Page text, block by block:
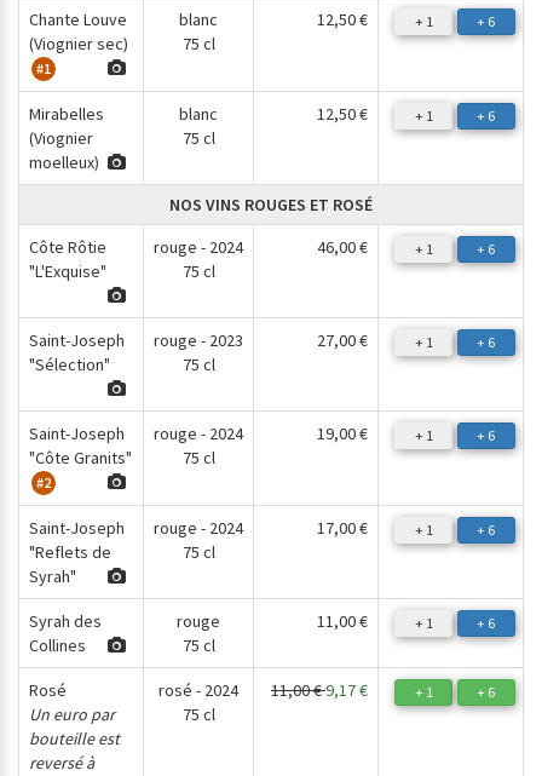
Chante Louve
(Viognier sec)
#1
blanc
75 cl
12,50 € + 1 + 6
Mirabelles
(Viognier
moelleux)
blanc
75 cl
12,50 € + 1 + 6
NOS VINS ROUGES ET ROSÉ
Côte Rôtie
"L'Exquise"
rouge - 2024
75 cl
46,00 € + 1 + 6
Saint-Joseph
"Sélection"
rouge - 2023
75 cl
27,00 € + 1 + 6
Saint-Joseph
"Côte Granits"
#2
rouge - 2024
75 cl
19,00 € + 1 + 6
Saint-Joseph
"Reflets de
Syrah"
rouge - 2024
75 cl
17,00 € + 1 + 6
Syrah des
Collines
rouge
75 cl
11,00 € + 1 + 6
Rosé
Un euro par
bouteille est
reversé à
rosé - 2024
75 cl
11,00 €9,17 € + 1 + 6